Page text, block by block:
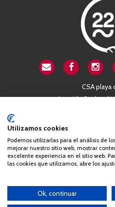
CSA playa
Avenida Cardenal
Queda prohibida de forma
distribución de la totalidad o parte
Síndrome
Utilizamos cookies
Podemos utilizarlas para el análisis de
mejorar nuestro sitio web, mostrar
excelente experiencia en el sitio web.
las cookies que utilizamos, abre los
Ok, continuar